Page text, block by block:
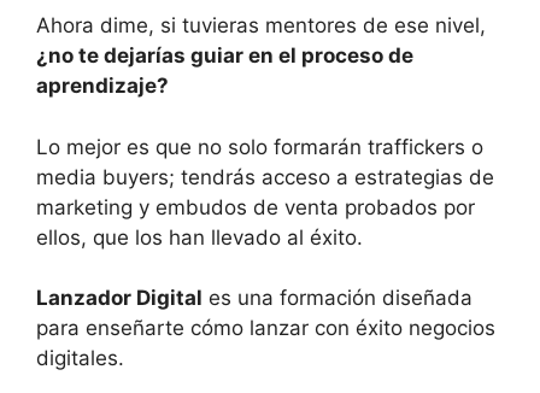
Ahora dime, si tuvieras mentores de ese nivel,
¿no te dejarías guiar en el proceso de
aprendizaje?
Lo mejor es que no solo formarán traffickers o
media buyers; tendrás acceso a estrategias de
marketing y embudos de venta probados por
ellos, que los han llevado al éxito.
Lanzador Digital es una formación diseñada
para enseñarte cómo lanzar con éxito negocios
digitales.